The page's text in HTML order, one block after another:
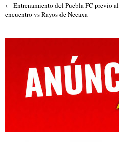
← Entrenamiento del Puebla FC previo al
encuentro vs Rayos de Necaxa